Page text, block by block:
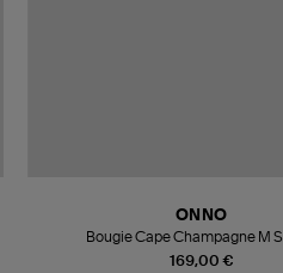
169,00 €
ONNO
Bougie Cape Champagne M